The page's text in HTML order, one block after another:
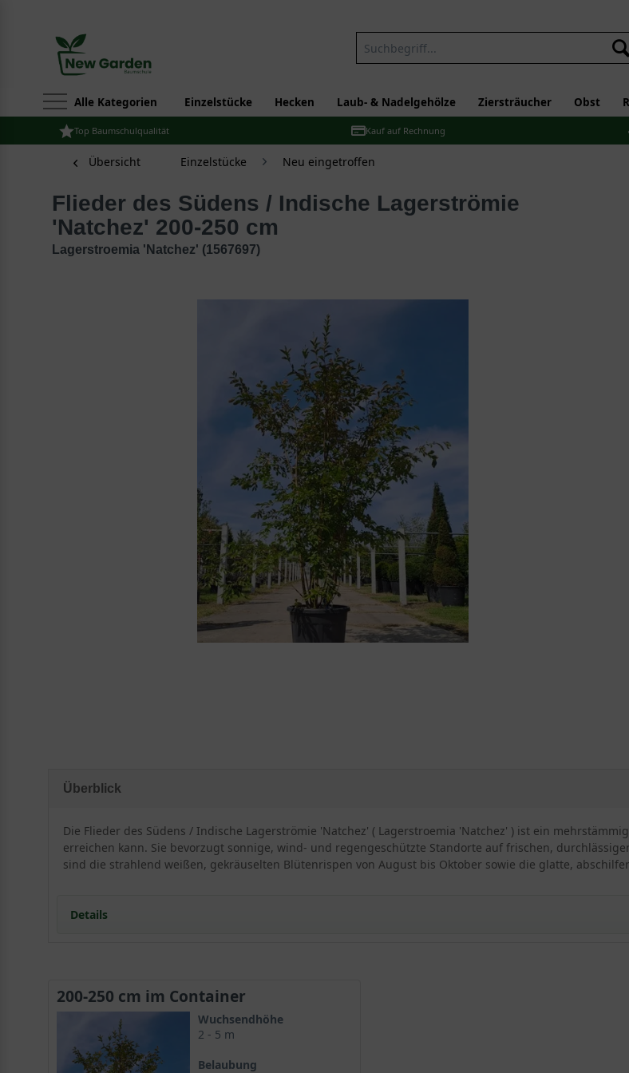
Alle Kategorien Einzelstücke Hecken Laub- & Nadelgehölze Ziersträucher Obst
Top Baumschulqualität Kauf auf Rechnung
Übersicht Einzelstücke Neu eingetroffen
Flieder des Südens / Indische Lagerströmie
'Natchez' 200-250 cm
Lagerstroemia 'Natchez' (1567697)
Überblick
Die Flieder des Südens / Indische Lagerströmie 'Natchez' ( Lagerstroemia 'Natchez' ) ist ein
erreichen kann. Sie bevorzugt sonnige, wind- und regengeschützte Standorte auf frischen,
sind die strahlend weißen, gekräuselten Blütenrispen von August bis Oktober sowie die glatte,
Details
Die Indische Lagerstroemia ist eine Pflanze des Südens und schmückt bisher nur vereinzelt den
hervorragend dazu geeignet ist. Der wunderschöne Zierstrauch benötigt lediglich einen sonnigen,
dann mit einer sensationellen Optik. Eine atemberaubende Blüte im Zusammenspiel mit einer
Rarität zu einer exklusiven Gartenschönheit, die mediterranes Flair versprüht.
200-250 cm im Container
Wuchsendhöhe
2 - 5 m
Belaubung